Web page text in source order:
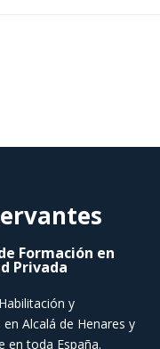
Formación en
Privada
y
en Alcalá de Henares y
en toda España.